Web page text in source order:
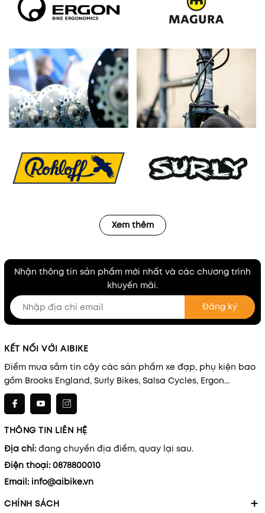
Xem thêm
Nhận thông tin sản phẩm mới nhất và các chương trình
khuyến mãi.
Đăng ký
KẾT NỐI VỚI AIBIKE
Điểm mua sắm tin cậy các sản phẩm xe đạp, phụ kiện bao
gồm Brooks England, Surly Bikes, Salsa Cycles, Ergon...
THÔNG TIN LIÊN HỆ
Địa chỉ: đang chuyển địa điểm, quay lại sau.
Điện thoại: 0878800010
Email: info@aibike.vn
CHÍNH SÁCH